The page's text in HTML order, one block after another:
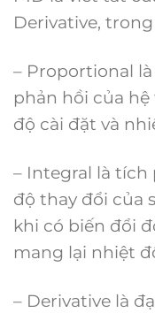
Derivative,
– Proportional
phản hồi của
độ cài đặt và
– Integral là tích
độ thay đổi của
khi có biến đổi
mang lại nhiệt
– Derivative là